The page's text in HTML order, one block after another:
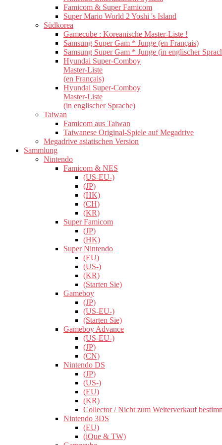
Famicom & Super Famicom
Super Mario World 2 Yoshi 's Island
Südkorea
Gamecube : Koreanische Master-Liste !
Samsung Super Gam * Junge (en Français)
Samsung Super Gam * Junge (in englischer
Hyundai Super-Comboy
Master-Liste
(en Français)
Hyundai Super-Comboy
Master-Liste
(in englischer Sprache)
Taiwan
Famicom aus Taiwan
Taiwanese Original-Spiele auf Megadrive
Megadrive asiatischen Version
Sammlung
Nintendo
Famicom & NES
(US-EU-)
(JP)
(HK)
(CH)
(KR)
Super Famicom
(JP)
(HK)
Super Nintendo
(EU)
(US-)
(KR)
(Starten Sie)
Gameboy
(JP)
(US-EU-)
(Starten Sie)
Gameboy Advance
(US-EU-)
(JP)
(CN)
Nintendo DS
(JP)
(US-)
(EU)
(KR)
Collector / Nicht zum Weiterverkauf
Nintendo 3DS
(EU)
(iQue & TW)